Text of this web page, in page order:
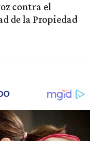
contra el
de la Propiedad